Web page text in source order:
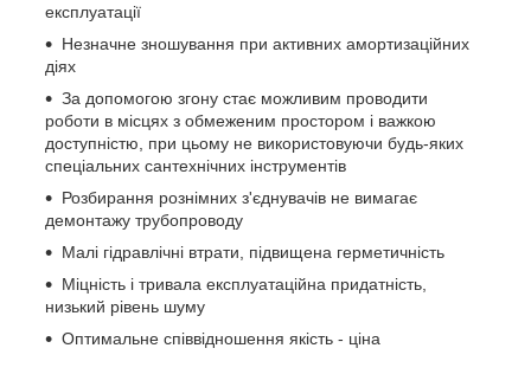
експлуатації
Незначне зношування при активних амортизаційних
діях
За допомогою згону стає можливим проводити
роботи в місцях з обмеженим простором і важкою
доступністю, при цьому не використовуючи будь-яких
спеціальних сантехнічних інструментів
Розбирання рознімних з'єднувачів не вимагає
демонтажу трубопроводу
Малі гідравлічні втрати, підвищена герметичність
Міцність і тривала експлуатаційна придатність,
низький рівень шуму
Оптимальне співвідношення якість - ціна